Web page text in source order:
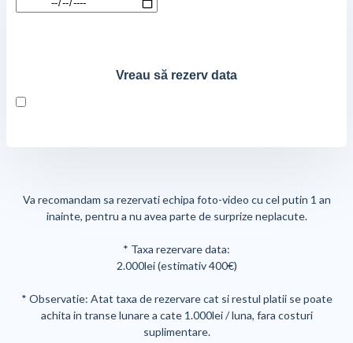
Vreau să rezerv data
Va recomandam sa rezervati echipa foto-video cu cel putin 1 an
inainte, pentru a nu avea parte de surprize neplacute.
* Taxa rezervare data:
2.000lei (estimativ 400€)
* Observatie: Atat taxa de rezervare cat si restul platii se poate
achita in transe lunare a cate 1.000lei / luna, fara costuri
suplimentare.